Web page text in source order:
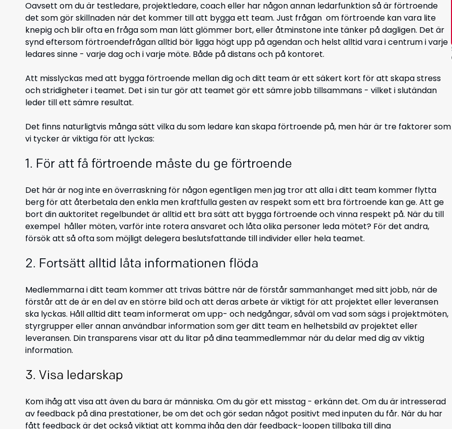
Oavsett om du är testledare, projektledare, coach eller har någon annan ledarfunktion så är förtroende
det som gör skillnaden när det kommer till att bygga ett team. Just frågan om förtroende kan vara lite
knepig och blir ofta en fråga som man lätt glömmer bort, eller åtminstone inte tänker på dagligen. Det är
synd eftersom förtroendefrågan alltid bör ligga högt upp på agendan och helst alltid vara i centrum i varje
ledares sinne - varje dag och i varje möte. Både på distans och på kontoret.
Att misslyckas med att bygga förtroende mellan dig och ditt team är ett säkert kort för att skapa stress
och stridigheter i teamet. Det i sin tur gör att teamet gör ett sämre jobb tillsammans - vilket i slutändan
leder till ett sämre resultat.
Det finns naturligtvis många sätt vilka du som ledare kan skapa förtroende på, men här är tre faktorer som
vi tycker är viktiga för att lyckas:
1. För att få förtroende måste du ge förtroende
Det här är nog inte en överraskning för någon egentligen men jag tror att alla i ditt team kommer flytta
berg för att återbetala den enkla men kraftfulla gesten av respekt som ett bra förtroende kan ge. Att ge
bort din auktoritet regelbundet är alltid ett bra sätt att bygga förtroende och vinna respekt på. När du till
exempel håller möten, varför inte rotera ansvaret och låta olika personer leda mötet? För det andra,
försök att så ofta som möjligt delegera beslutsfattande till individer eller hela teamet.
2. Fortsätt alltid låta informationen flöda
Medlemmarna i ditt team kommer att trivas bättre när de förstår sammanhanget med sitt jobb, när de
förstår att de är en del av en större bild och att deras arbete är viktigt för att projektet eller leveransen
ska lyckas. Håll alltid ditt team informerat om upp- och nedgångar, såväl om vad som sägs i projektmöten,
styrgrupper eller annan användbar information som ger ditt team en helhetsbild av projektet eller
leveransen. Din transparens visar att du litar på dina teammedlemmar när du delar med dig av viktig
information.
3. Visa ledarskap
Kom ihåg att visa att även du bara är människa. Om du gör ett misstag - erkänn det. Om du är intresserad
av feedback på dina prestationer, be om det och gör sedan något positivt med inputen du får. När du har
fått feedback är det också viktigt att komma ihåg den där feedback-loopen tillbaka till dina